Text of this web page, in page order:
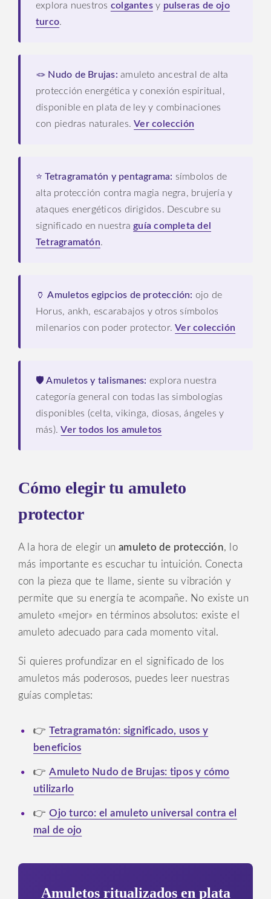
explora nuestros colgantesy pulseras de ojo
turco.
🪢 Nudo de Brujas: amuleto ancestral de alta
protección energética y conexión espiritual,
disponible en plata de ley y combinaciones
con piedras naturales.Ver colección
⭐ Tetragramatón y pentagrama: símbolos de
alta protección contra magia negra, brujería y
ataques energéticos dirigidos. Descubre su
significado en nuestraguía completa del
Tetragramatón.
🏺 Amuletos egipcios de protección: ojo de
Horus, ankh, escarabajos y otros símbolos
milenarios con poder protector.Ver colección
🛡️ Amuletos y talismanes: explora nuestra
categoría general con todas las simbologías
disponibles (celta, vikinga, diosas, ángeles y
más).Ver todos los amuletos
Cómo elegir tu amuleto
protector
A la hora de elegir unamuleto de protección, lo
más importante es escuchar tu intuición. Conecta
con la pieza que te llame, siente su vibración y
permite que su energía te acompañe. No existe un
amuleto «mejor» en términos absolutos: existe el
amuleto adecuado para cada momento vital.
Si quieres profundizar en el significado de los
amuletos más poderosos, puedes leer nuestras
guías completas:
👉Tetragramatón: significado, usos y
beneficios
👉Amuleto Nudo de Brujas: tipos y cómo
utilizarlo
👉Ojo turco: el amuleto universal contra el
mal de ojo
Amuletos ritualizados en plata